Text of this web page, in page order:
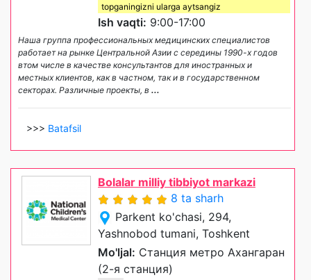
topganingizni ularga aytsangiz
Ish vaqti: 9:00-17:00
Наша группа профессиональных медицинских специалистов
работает на рынке Центральной Азии с середины 1990-х годов
втом числе в качестве консультантов для иностранных и
местных клиентов, как в частном, так и в государственном
секторах. Различные проекты, в ...
>>> Batafsil
Bolalar milliy tibbiyot markazi
8 ta sharh
Parkent ko'chasi, 294,
Yashnobod tumani, Toshkent
Mo'ljal: Станция метро Ахангаран
(2-я станция)